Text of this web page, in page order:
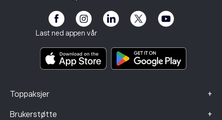
Last ned appen vår
Toppaksjer +
Brukerstøtte +
Risikoopplysning
Betingelser og vilkår
Nøkkelinformasjonsdokumenter
Klagedata (FCA-klienter)
Investeringsforsikring